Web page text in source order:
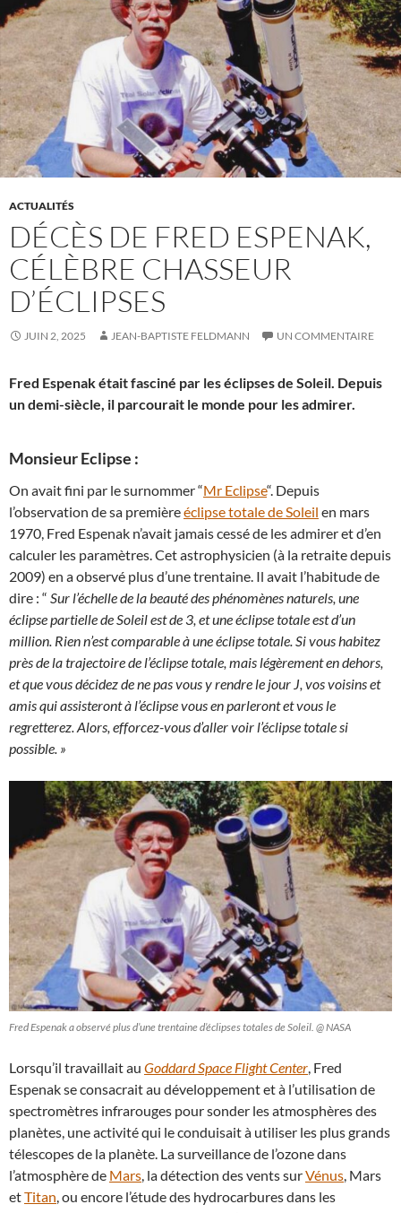
ACTUALITÉS
DÉCÈS DE FRED ESPENAK,
CÉLÈBRE CHASSEUR
D’ÉCLIPSES
JUIN 2, 2025 JEAN-BAPTISTE FELDMANN UN COMMENTAIRE
Fred Espenak était fasciné par les éclipses de Soleil. Depuis
un demi-siècle, il parcourait le monde pour les admirer.
Monsieur Eclipse :
On avait fini par le surnommer “Mr Eclipse“. Depuis
l’observation de sa premièreéclipse totale de Soleil en mars
1970, Fred Espenak n’avait jamais cessé de les admirer et d’en
calculer les paramètres. Cet astrophysicien (à la retraite depuis
2009) en a observé plus d’une trentaine. Il avait l’habitude de
dire : “ Sur l’échelle de la beauté des phénomènes naturels, une
éclipse partielle de Soleil est de 3, et une éclipse totale est d’un
million. Rien n’est comparable à une éclipse totale. Si vous habitez
près de la trajectoire de l’éclipse totale, mais légèrement en dehors,
et que vous décidez de ne pas vous y rendre le jour J, vos voisins et
amis qui assisteront à l’éclipse vous en parleront et vous le
regretterez. Alors, efforcez-vous d’aller voir l’éclipse totale si
possible. »
Fred Espenak a observé plus d’une trentaine d’éclipses totales de Soleil. @ NASA
Lorsqu’il travaillait au Goddard Space Flight Center , Fred
Espenak se consacrait au développement et à l’utilisation de
spectromètres infrarouges pour sonder les atmosphères des
planètes, une activité qui le conduisait à utiliser les plus grands
télescopes de la planète. La surveillance de l’ozone dans
l’atmosphère de Mars , la détection des vents surVénus , Mars
etTitan , ou encore l’étude des hydrocarbures dans les